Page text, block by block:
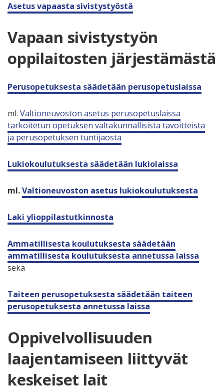
Asetus vapaasta sivistystyöstä
Vapaan sivistystyön
oppilaitosten järjestämästä
Perusopetuksesta säädetään perusopetuslaissa
ml. Valtioneuvoston asetus perusopetuslaissa
tarkoitetun opetuksen valtakunnallisista tavoitteista
ja perusopetuksen tuntijaosta
Lukiokoulutuksesta säädetään lukiolaissa
ml.Valtioneuvoston asetus lukiokoulutuksesta
Laki ylioppilastutkinnosta
Ammatillisesta koulutuksesta säädetään
ammatillisesta koulutuksesta annetussa laissa
sekä
Taiteen perusopetuksesta säädetään taiteen
perusopetuksesta annetussa laissa
Oppivelvollisuuden
laajentamiseen liittyvät
keskeiset lait